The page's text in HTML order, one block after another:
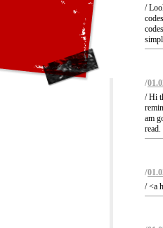
/
/
/ Hi
am
/
/ <a